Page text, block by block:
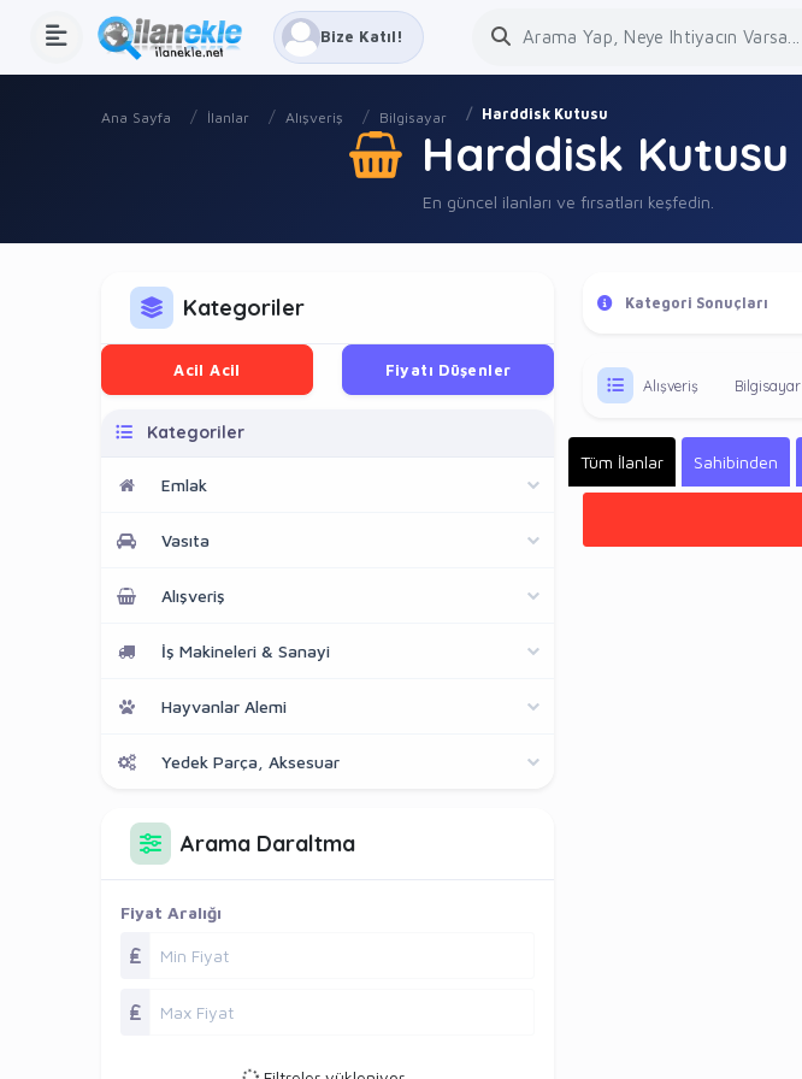
Bize Katıl!
Ana Sayfa İlanlar Alışveriş Bilgisayar Harddisk Kutusu
Harddisk Kutusu
En güncel ilanları ve fırsatları keşfedin.
Kategoriler
Acil Acil Fiyatı Düşenler
Kategoriler
Emlak
Vasıta
Alışveriş
İş Makineleri & Sanayi
Hayvanlar Alemi
Yedek Parça, Aksesuar
Arama Daraltma
Fiyat Aralığı
Kategori Sonuçları
Alışveriş Bilgisayar
Tüm İlanlar Sahibinden